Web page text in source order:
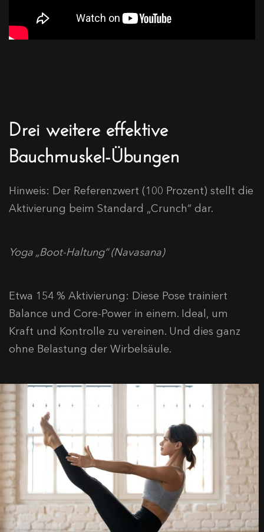
Drei weitere effektive
Bauchmuskel-Übungen
Hinweis: Der Referenzwert (100 Prozent) stellt die
Aktivierung beim Standard „Crunch“ dar.
Yoga „Boot-Haltung“ (Navasana)
Etwa 154 % Aktivierung: Diese Pose trainiert
Balance und Core-Power in einem. Ideal, um
Kraft und Kontrolle zu vereinen. Und dies ganz
ohne Belastung der Wirbelsäule.